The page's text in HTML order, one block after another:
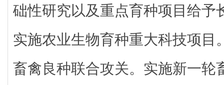
础性研究以及重点育种项目给予
实施农业生物育种重大科技项目
畜禽良种联合攻关。实施新一轮